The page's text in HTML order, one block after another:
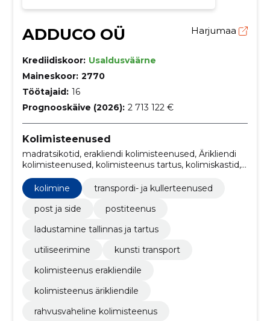
ADDUCO OÜ Harjumaa
Krediidiskoor: Usaldusväärne
Maineskoor: 2770
Töötajaid: 16
Prognooskäive (2026): 2 713 122 €
Kolimisteenused
madratsikotid, erakliendi kolimisteenused, Ärikliendi
kolimisteenused, kolimisteenus tartus, kolimiskastid,
kolija paketid, kolimisteenused, kolimine, muud
teenused, kolimiskastide ja muude pakkematerjalide
müük
kolimine
transpordi- ja kullerteenused
post ja side
postiteenus
ladustamine tallinnas ja tartus
utiliseerimine
kunsti transport
kolimisteenus erakliendile
kolimisteenus ärikliendile
rahvusvaheline kolimisteenus